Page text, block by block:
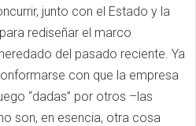
junto con el Estado y la
rediseñar el marco
del pasado reciente. Ya
con que la empresa
“dadas” por otros –las
son, en esencia, otra cosa